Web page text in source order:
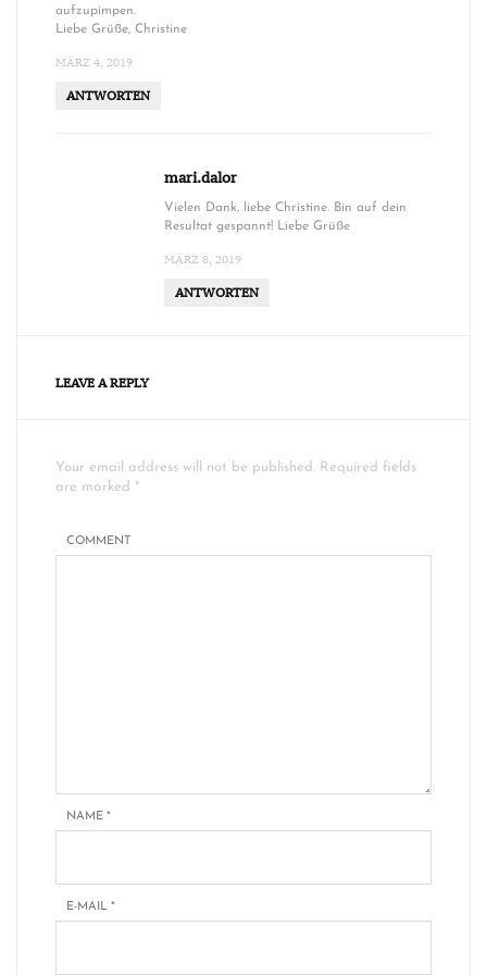
aufzupimpen.
Liebe Grüße, Christine
MÄRZ 4, 2019
ANTWORTEN
mari.dalor
Vielen Dank, liebe Christine. Bin auf dein
Resultat gespannt! Liebe Grüße
MÄRZ 8, 2019
ANTWORTEN
LEAVE A REPLY
Your email address will not be published. Required fields
are marked *
COMMENT
NAME *
E-MAIL *